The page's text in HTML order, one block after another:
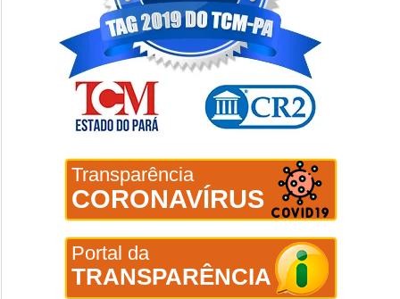
Transparência
CORONAVÍRUS
Portal da
TRANSPARÊNCIA